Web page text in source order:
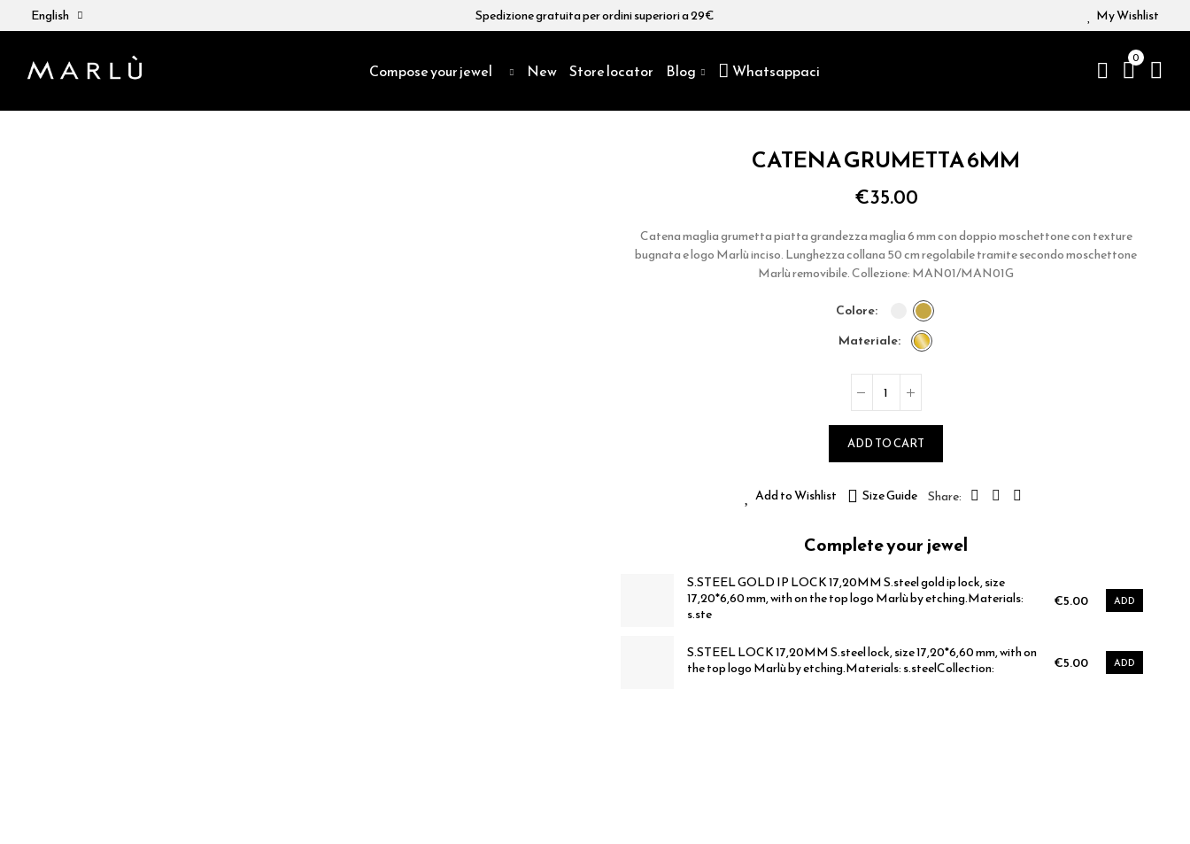
English Spedizione gratuita per ordini superiori a 29€ My Wishlist
Compose your jewel New Store locator Blog Whatsappaci
0
CATENA GRUMETTA 6MM
€35.00
Catena maglia grumetta piatta grandezza maglia 6 mm con doppio moschettone con texture
bugnata e logo Marlù inciso. Lunghezza collana 50 cm regolabile tramite secondo moschettone
Marlù removibile. Collezione: MAN01/MAN01G
colore
materiale
ADD TO CART
Add to Wishlist Size Guide
Complete your jewel
S.STEEL GOLD IP LOCK 17,20MM S.steel gold ip lock, size
17,20*6,60 mm, with on the top logo Marlù by etching.Materials:
s.ste
€5.00 ADD
S.STEEL LOCK 17,20MM S.steel lock, size 17,20*6,60 mm, with on
the top logo Marlù by etching.Materials: s.steelCollection:
€5.00 ADD